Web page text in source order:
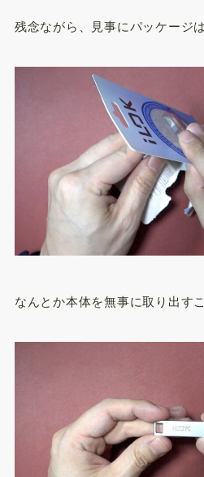
残念ながら、見事にパッケージ
なんとか本体を無事に取り出す